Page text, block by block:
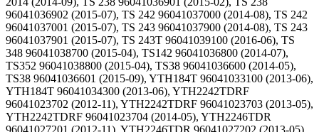
96041036902 (2015-07), TS 242 96041037000 (2014-08), TS 242
96041037001 (2015-07), TS 243 96041037900 (2014-08), TS 243
96041037901 (2015-07), TS 243T 96041039100 (2016-06), TS
348 96041038700 (2015-04), TS142 96041036800 (2014-07),
TS352 96041038800 (2015-04), TS38 96041036600 (2014-05),
TS38 96041036601 (2015-09), YTH184T 96041033100 (2013-06),
YTH184T 96041034300 (2013-06), YTH2242TDRF
96041023702 (2012-11), YTH2242TDRF 96041023703 (2013-05),
YTH2242TDRF 96041023704 (2014-05), YTH2246TDR
96041027201 (2012-11), YTH2246TDR 96041027202 (2013-05),